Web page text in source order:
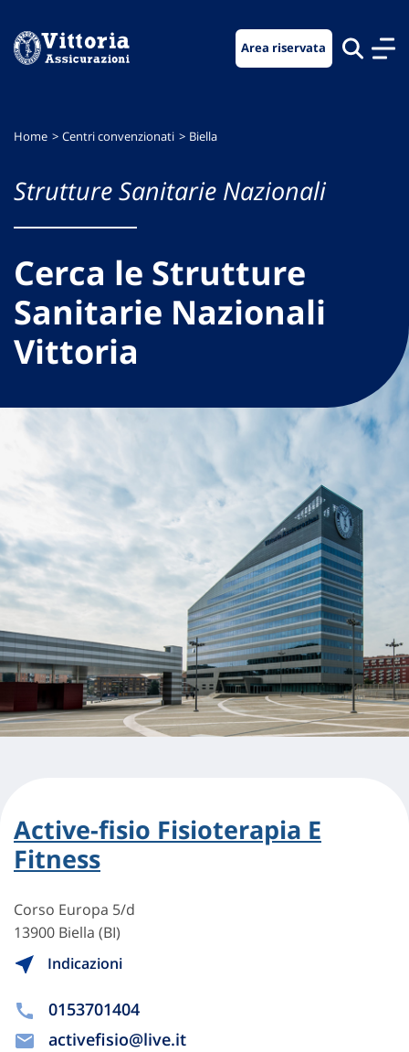
menu
contenuto
footer
Area riservata
Home Centri convenzionati Biella
Strutture Sanitarie Nazionali
Cerca le Strutture
Sanitarie Nazionali
Vittoria
Active-fisio Fisioterapia E
Fitness
Corso Europa 5/d
13900 Biella (BI)
Indicazioni
0153701404
activefisio@live.it